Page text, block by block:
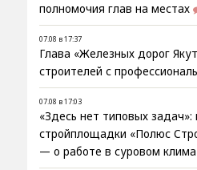
полномочия глав на местах
07.08 в 17:37
Глава «Железных дорог
строителей с
07.08 в 17:03
«Здесь нет типовых задач»:
стройплощадки «Полюс
— о работе в суровом